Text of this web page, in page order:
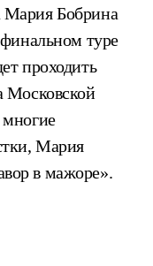
Мария Бобрина
туре
проходить
Московской
многие
Мария
в мажоре».